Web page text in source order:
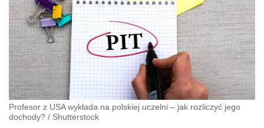
Profesor z USA wykłada na polskiej uczelni – jak rozliczyć jego
dochody? / Shutterstock